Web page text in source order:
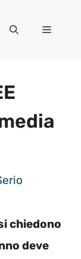
Menu
chiedono
deve